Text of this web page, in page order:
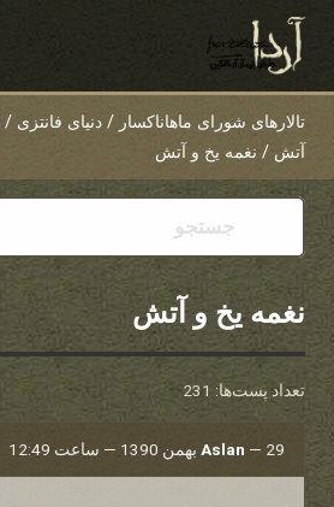
تالارهای شورای ماهاناکسار / دنیای فانتزی /
آتش / نغمه یخ و آتش
نغمه یخ و آتش
تعداد پست‌ها: 231
Aslan — 29 بهمن 1390 — ساعت 12:49